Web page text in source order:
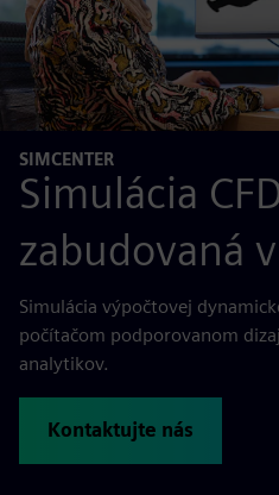
SIMCENTER
Simulácia
zabudovaná
Simulácia výpočtovej
počítačom podporovanom
analytikov.
Kontaktujte nás